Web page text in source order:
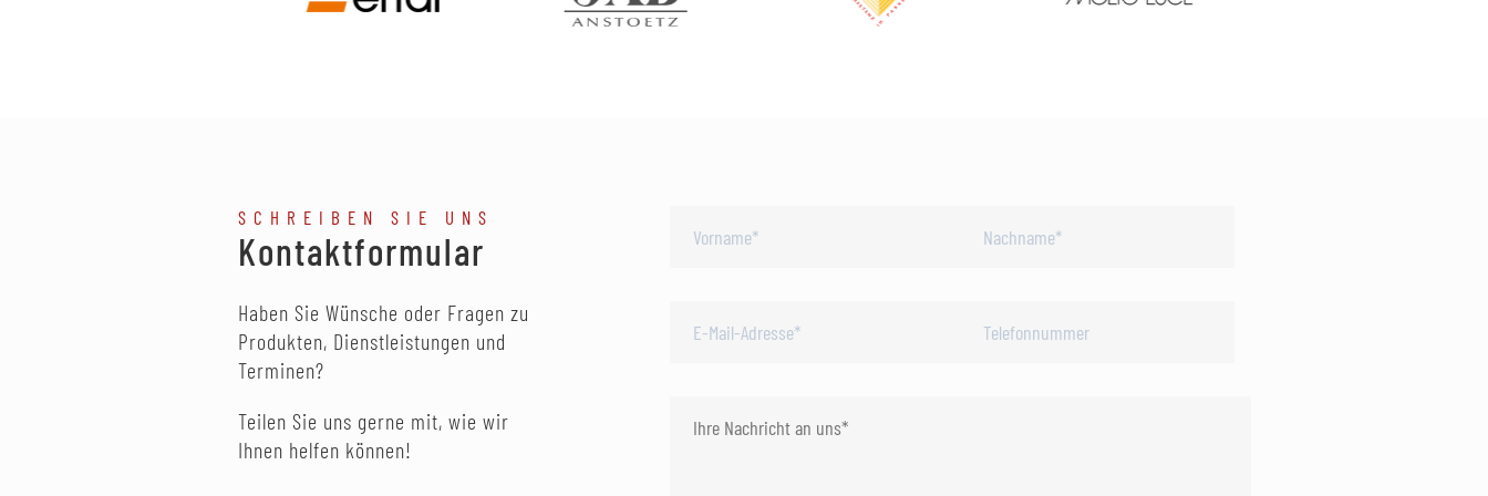
SCHREIBEN SIE UNS
Kontaktformular
Haben Sie Wünsche oder Fragen zu
Produkten, Dienstleistungen und
Terminen?
Teilen Sie uns gerne mit, wie wir
Ihnen helfen können!